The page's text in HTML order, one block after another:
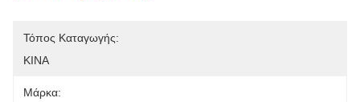
Τόπος Καταγωγής:
ΚΙΝΑ
Μάρκα: